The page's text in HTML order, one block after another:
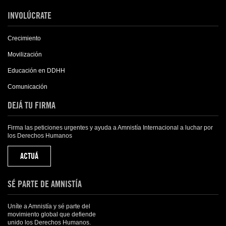
INVOLÚCRATE
Crecimiento
Movilización
Educación en DDHH
Comunicación
DEJÁ TU FIRMA
Firma las peticiones urgentes y ayuda a Amnistía Internacional a luchar por
los Derechos Humanos
ACTUÁ
SÉ PARTE DE AMNISTÍA
Uníte a Amnistía y sé parte del
movimiento global que defiende
unido los Derechos Humanos.